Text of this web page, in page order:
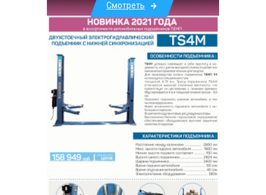
Смотреть